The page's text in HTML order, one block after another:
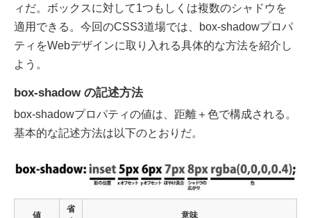
ィだ。ボックスに対して1つもしくは複数のシャドウを
適用できる。今回のCSS3道場では、box-shadowプロパ
ティをWebデザインに取り入れる具体的な方法を紹介し
よう。
box-shadow の記述方法
box-shadowプロパティの値は、距離＋色で構成される。
基本的な記述方法は以下のとおりだ。
値
省
意味